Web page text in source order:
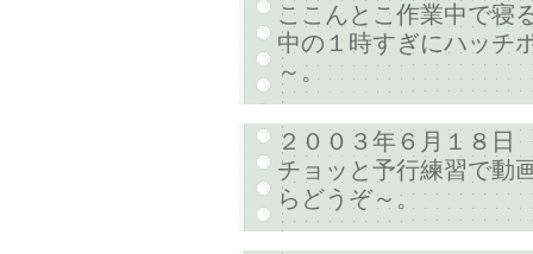
ここんとこ作業中で寝
中の１時すぎにハッチ
～。
２００３年６月１８日
チョッと予行練習で動
らどうぞ～。